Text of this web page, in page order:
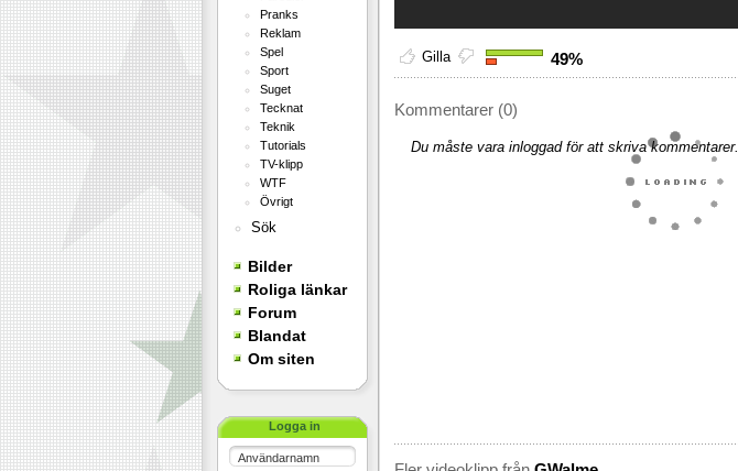
Pranks
Reklam
Spel
Sport
Suget
Tecknat
Teknik
Tutorials
TV-klipp
WTF
Övrigt
Sök
Bilder
Roliga länkar
Forum
Blandat
Om siten
Logga in
Användarnamn
Gilla 49%
Kommentarer (0)
Du måste vara inloggad för att skriva kommentarer.